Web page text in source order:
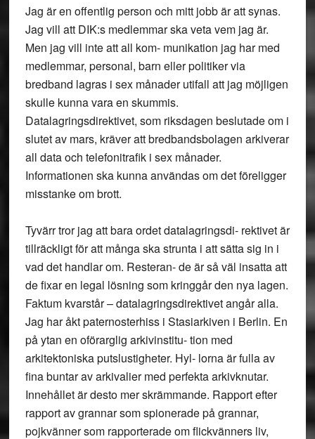
Jag är en offentlig person och mitt jobb är att synas.
Jag vill att DIK:s medlemmar ska veta vem jag är.
Men jag vill inte att all kom- munikation jag har med
medlemmar, personal, barn eller politiker via
bredband lagras i sex månader utifall att jag möjligen
skulle kunna vara en skummis.
Datalagringsdirektivet, som riksdagen beslutade om i
slutet av mars, kräver att bredbandsbolagen arkiverar
all data och telefonitrafik i sex månader.
Informationen ska kunna användas om det föreligger
misstanke om brott.
Tyvärr tror jag att bara ordet datalagringsdi- rektivet är
tillräckligt för att många ska strunta i att sätta sig in i
vad det handlar om. Resteran- de är så väl insatta att
de fixar en legal lösning som kringgår den nya lagen.
Faktum kvarstår – datalagringsdirektivet angår alla.
Jag har åkt paternosterhiss i Stasiarkiven i Berlin. En
på ytan en oförarglig arkivinstitu- tion med
arkitektoniska putslustigheter. Hyl- lorna är fulla av
fina buntar av arkivalier med perfekta arkivknutar.
Innehållet är desto mer skrämmande. Rapport efter
rapport av grannar som spionerade på grannar,
pojkvänner som rapporterade om flickvänners liv,